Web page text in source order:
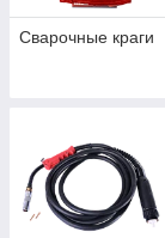
Сварочные краги